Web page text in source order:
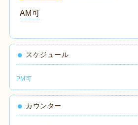
AM可
スケジュール
PM可
カウンター